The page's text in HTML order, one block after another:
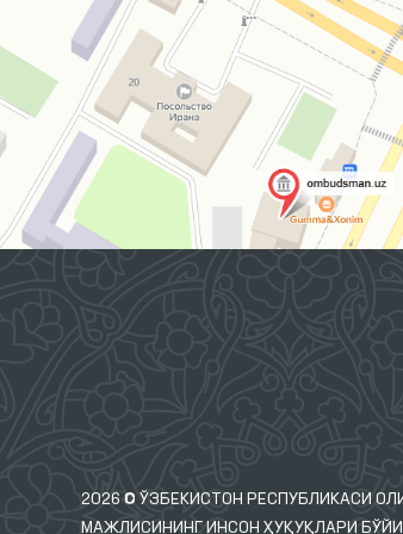
2026 © ЎЗБЕКИСТОН РЕСПУБЛИКАСИ
МАЖЛИСИНИНГ ИНСОН ҲУҚУҚЛАРИ